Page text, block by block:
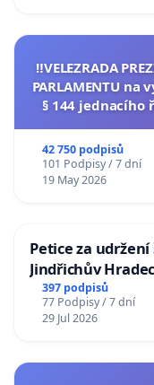
‼️VELEZRADA
PARLAMENTU
§ 144
42 750 podpisů
101 Podpisy / 7 dní
19 May 2026
Petice za udržení
Jindřichův Hradec
397 podpisů
77 Podpisy / 7 dní
29 Jul 2026